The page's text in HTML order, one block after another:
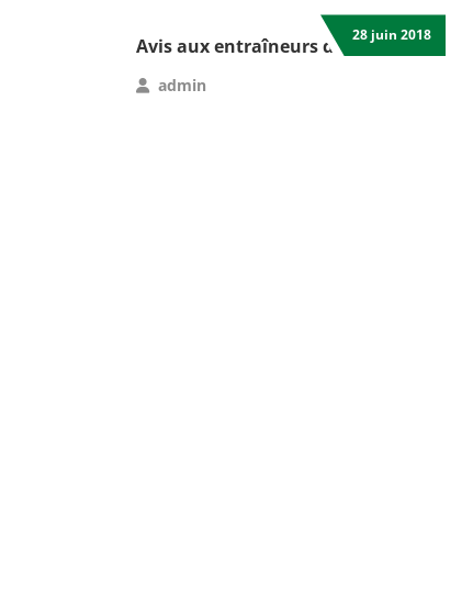
28 juin 2018
Avis aux entraîneurs de basket-ball
admin